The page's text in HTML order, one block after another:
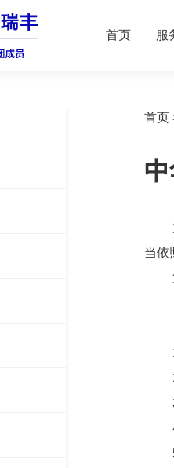
首页 服
首页
第
当依
第
（
（
1.
2.
3.
4.
5.